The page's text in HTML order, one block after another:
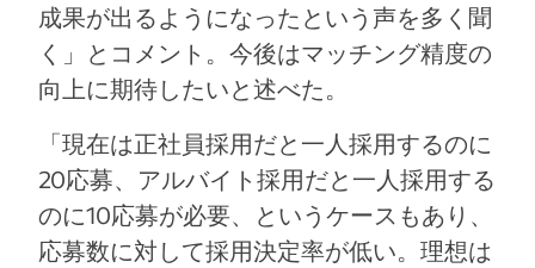
成果が出るようになったという声を多く聞
く」とコメント。今後はマッチング精度の
向上に期待したいと述べた。
「現在は正社員採用だと一人採用するのに
20応募、アルバイト採用だと一人採用する
のに10応募が必要、というケースもあり、
応募数に対して採用決定率が低い。理想は